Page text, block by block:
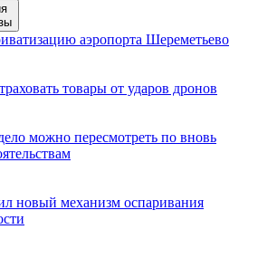
аэропорта Шереметьево
товары от ударов дронов
можно пересмотреть по вновь
новый механизм оспаривания